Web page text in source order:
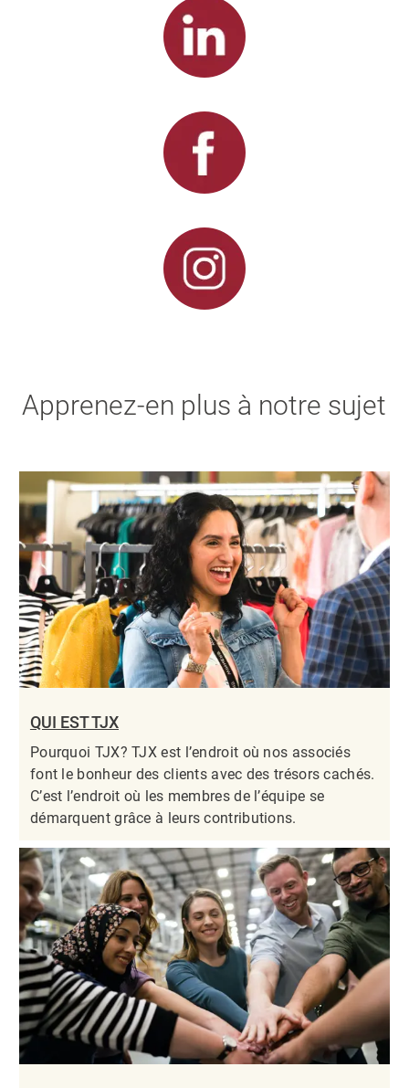
Apprenez-en plus à notre sujet
QUI EST TJX
Pourquoi TJX? TJX est l’endroit où nos associés
font le bonheur des clients avec des trésors cachés.
C’est l’endroit où les membres de l’équipe se
démarquent grâce à leurs contributions.​​​​​​​